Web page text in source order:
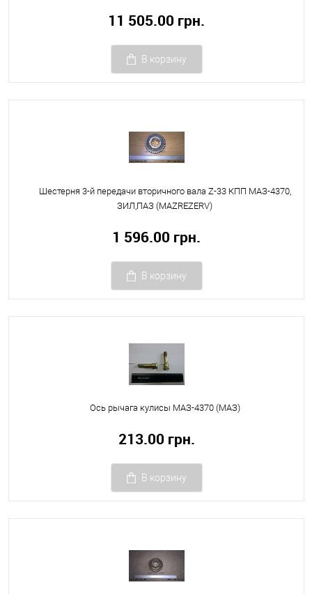
11 505.00 грн.
В корзину
Шестерня 3-й передачи вторичного вала Z-33 КПП МАЗ-4370,
ЗИЛ,ПАЗ (MAZREZERV)
1 596.00 грн.
В корзину
Ось рычага кулисы МАЗ-4370 (МАЗ)
213.00 грн.
В корзину